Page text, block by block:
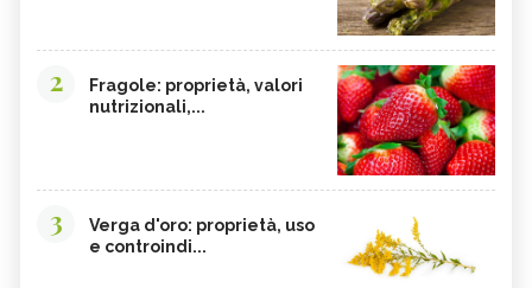
2
Fragole: proprietà, valori
nutrizionali,...
3
Verga d'oro: proprietà, uso
e controindi...